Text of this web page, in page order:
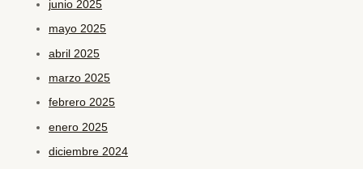
junio 2025
mayo 2025
abril 2025
marzo 2025
febrero 2025
enero 2025
diciembre 2024